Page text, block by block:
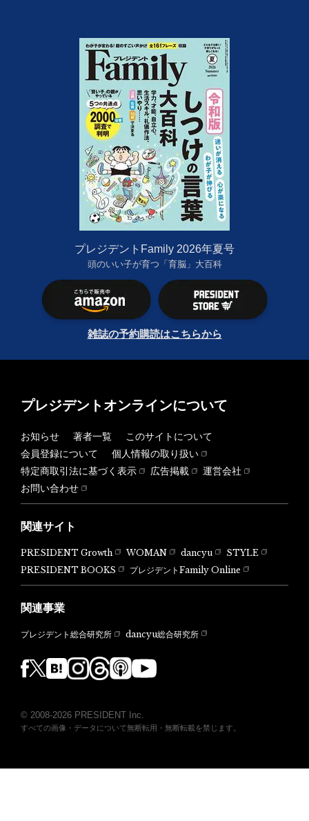
プレジデントFamily 2026年夏号
頭のいい子が育つ「育脳」大百科
雑誌の予約購読はこちらから
プレジデントオンラインについて
お知らせ 著者一覧
このサイトについて
会員登録について
個人情報の取り扱い
特定商取引法に基づく表示
広告掲載
運営会社
お問い合わせ
関連サイト
PRESIDENT Growth WOMAN dancyu
STYLE
PRESIDENT BOOKS
プレジデントFamily Online
関連事業
プレジデント総合研究所 dancyu総合研究所
© 2008-2026 PRESIDENT Inc.
すべての画像・データについて無断転用・無断転載を禁じます。